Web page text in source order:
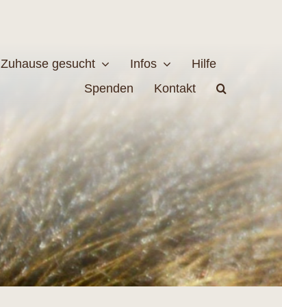
Naturschutz
MEHR
Zuhause gesucht Infos
Hilfe
Spenden
Kontakt